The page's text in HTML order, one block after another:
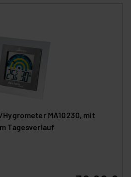
MA10230, mit
Tagesverlauf